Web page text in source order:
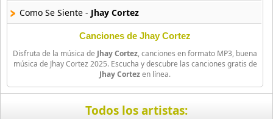
Asesino
21 músicas online
Aspirante
Como Se Siente - Jhay Cortez
Imaginaste (Remix) -Jhay Cortez
Apaga Las Luces -Jhay Cortez
Subele El Volumen -
Jhay Cortez
Jhay Cortez
Canciones de Jhay Cortez
Disfruta de la música de Jhay Cortez, canciones en formato MP3, buena
música de Jhay Cortez 2025. Escucha y descubre las canciones gratis de
Jhay Cortezen línea.
Todos los artistas: